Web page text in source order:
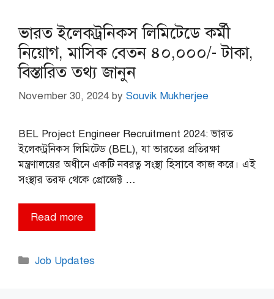
ভারত ইলেকট্রনিকস লিমিটেডে কর্মী
নিয়োগ, মাসিক বেতন ৪০,০০০/- টাকা,
বিস্তারিত তথ্য জানুন
November 30, 2024 by Souvik Mukherjee
BEL Project Engineer Recruitment 2024: ভারত
ইলেকট্রনিকস লিমিটেড (BEL), যা ভারতের প্রতিরক্ষা
মন্ত্রণালয়ের অধীনে একটি নবরত্ন সংস্থা হিসাবে কাজ করে। এই
সংস্থার তরফ থেকে প্রোজেক্ট …
Read more
Categories
Job Updates